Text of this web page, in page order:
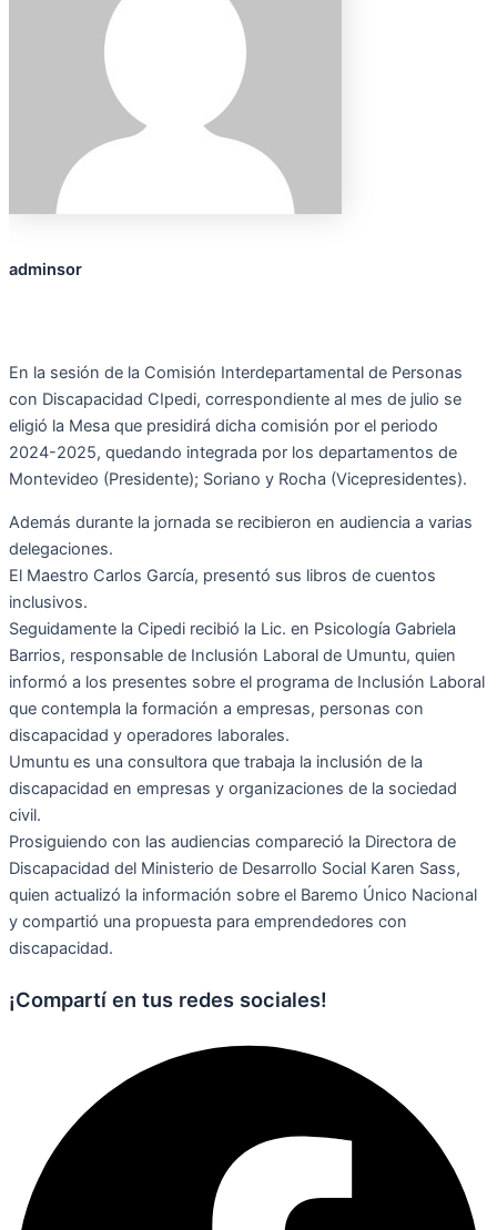
adminsor
En la sesión de la Comisión Interdepartamental de Personas
con Discapacidad CIpedi, correspondiente al mes de julio se
eligió la Mesa que presidirá dicha comisión por el periodo
2024-2025, quedando integrada por los departamentos de
Montevideo (Presidente); Soriano y Rocha (Vicepresidentes).
Además durante la jornada se recibieron en audiencia a varias
delegaciones.
El Maestro Carlos García, presentó sus libros de cuentos
inclusivos.
Seguidamente la Cipedi recibió la Lic. en Psicología Gabriela
Barrios, responsable de Inclusión Laboral de Umuntu, quien
informó a los presentes sobre el programa de Inclusión Laboral
que contempla la formación a empresas, personas con
discapacidad y operadores laborales.
Umuntu es una consultora que trabaja la inclusión de la
discapacidad en empresas y organizaciones de la sociedad
civil.
Prosiguiendo con las audiencias compareció la Directora de
Discapacidad del Ministerio de Desarrollo Social Karen Sass,
quien actualizó la información sobre el Baremo Único Nacional
y compartió una propuesta para emprendedores con
discapacidad.
¡Compartí en tus redes sociales!